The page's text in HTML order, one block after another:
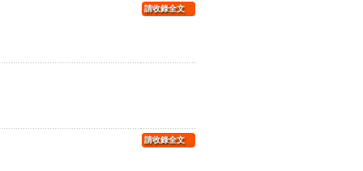
請收錄全文
請收錄全文